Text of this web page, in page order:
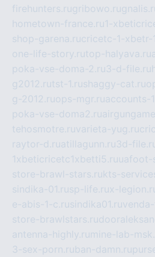
firehunters.rugribowo.ru
hometown-france.ru1-
shop-garena.rucricetc-1-xbetr-
one-life-story.rutop-halyava.ru
poka-vse-doma-2.ru3-d-file.ru
g2012.rutst-1.rushaggy-cat.ru
g-2012.ruops-mgr.ruaccounts-
poka-vse-doma2.ru
tehosmotre.ruvarieta-yug.ru
raytor-d.ruatillagunn.ru3d-
1xbeticricetc1xbetti5.ruuafoot-
store-brawl-stars.rukts-
sindika-01.rusp-life.rux-
e-abis-1-c.rusindika01.ru
store-brawlstars.ru
antenna-highly.ru mine-lab-
3-sex-porn.ruban-damn.ru